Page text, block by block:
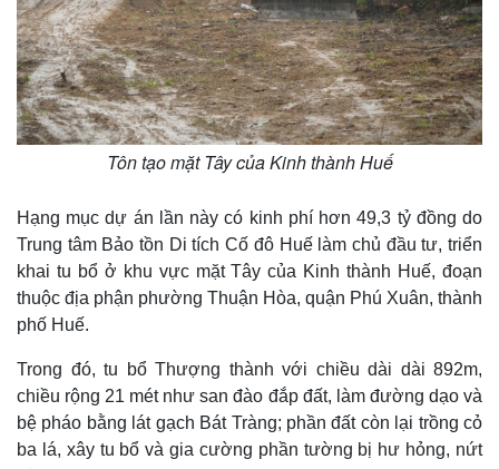
Tôn tạo mặt Tây của Kinh thành Huế
Hạng mục dự án lần này có kinh phí hơn 49,3 tỷ đồng do
Trung tâm Bảo tồn Di tích Cố đô Huế làm chủ đầu tư, triển
khai tu bổ ở khu vực mặt Tây của Kinh thành Huế, đoạn
thuộc địa phận phường Thuận Hòa, quận Phú Xuân, thành
phố Huế.
Trong đó, tu bổ Thượng thành với chiều dài dài 892m,
chiều rộng 21 mét như san đào đắp đất, làm đường dạo và
bệ pháo bằng lát gạch Bát Tràng; phần đất còn lại trồng cỏ
ba lá, xây tu bổ và gia cường phần tường bị hư hỏng, nứt